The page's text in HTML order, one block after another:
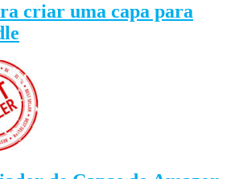
criar uma capa para